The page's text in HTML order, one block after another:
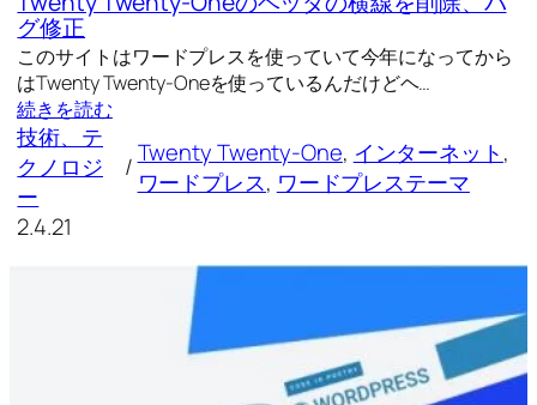
グ修正
このサイトはワードプレスを使っていて今年になってから
はTwenty Twenty-Oneを使っているんだけどヘ…
続きを読む
技術、テ
クノロジ
ー
/Twenty Twenty-One, インターネット
ワードプレス, ワードプレステーマ
2.4.21